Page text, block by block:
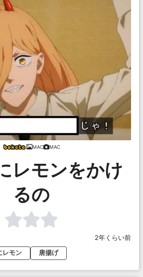
MAC MAC
レモンをかけ
るの
2年くらい前
レモン 唐揚げ